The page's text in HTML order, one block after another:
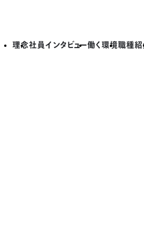
理念社員インタビュー働く環境職種紹